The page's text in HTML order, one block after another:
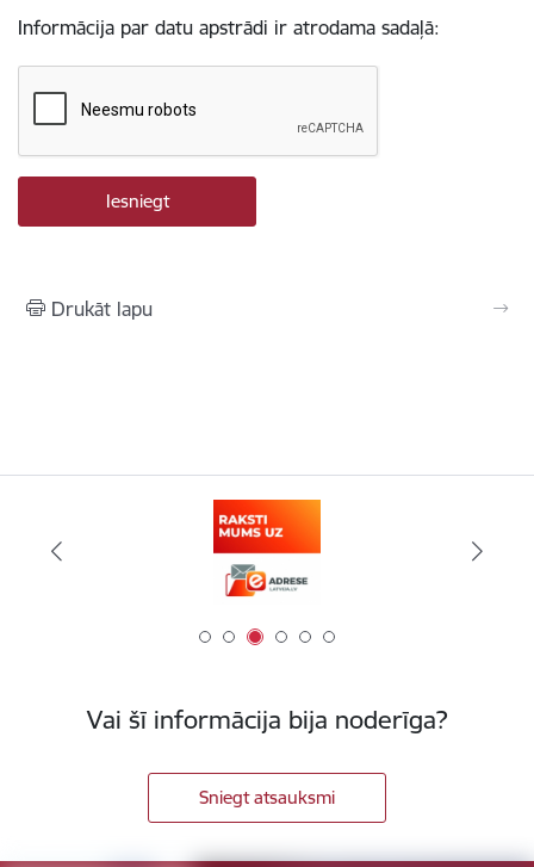
Informācija par datu apstrādi ir atrodama sadaļā:
Drukāt lapu
Vai šī informācija bija noderīga?
Sniegt atsauksmi